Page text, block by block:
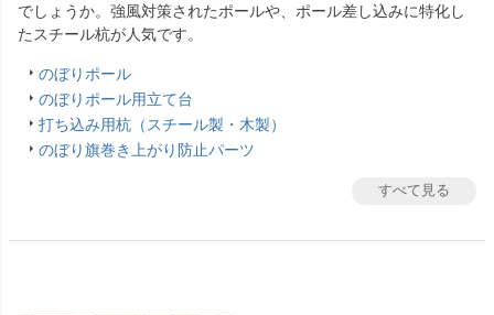
でしょうか。強風対策されたポールや、ポール差し込みに特化し
たスチール杭が人気です。
のぼりポール
のぼりポール用立て台
打ち込み用杭（スチール製・木製）
のぼり旗巻き上がり防止パーツ
すべて見る